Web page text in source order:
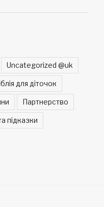
Uncategorized @uk
для діточок
Партнерство
підказки